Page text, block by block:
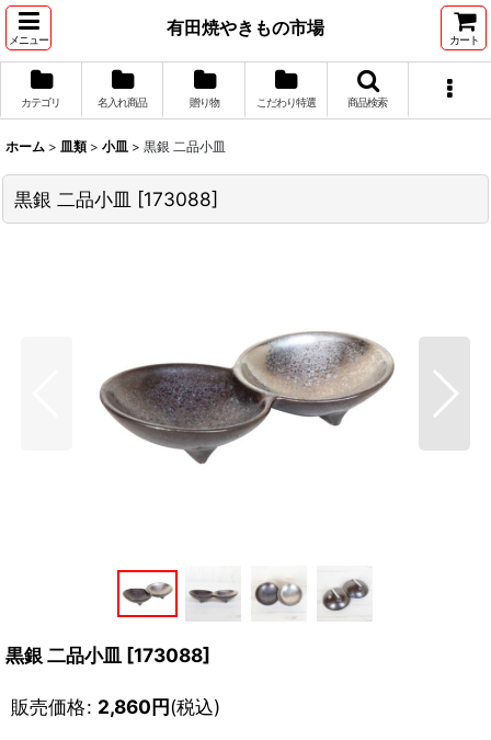
メニュー
有田焼やきもの市場
カート
カテゴリ 名入れ商品 贈り物 こだわり特選 商品検索
ホーム > 皿類 > 小皿 > 黒銀 二品小皿
黒銀 二品小皿 [173088]
黒銀 二品小皿 [173088]
販売価格: 2,860円(税込)